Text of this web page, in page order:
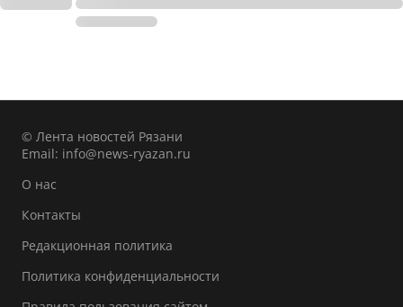
© Лента новостей Рязани
Email: info@news-ryazan.ru
О нас
Контакты
Редакционная политика
Политика конфиденциальности